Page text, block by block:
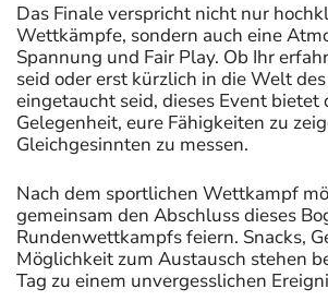
Das Finale verspricht nicht nur
Wettkämpfe, sondern auch eine
Spannung und Fair Play. Ob Ihr
seid oder erst kürzlich in die Welt
eingetaucht seid, dieses Event bietet
Gelegenheit, eure Fähigkeiten zu
Gleichgesinnten zu messen.
Nach dem sportlichen Wettkampf
gemeinsam den Abschluss dieses
Rundenwettkampfs feiern. Snacks,
Möglichkeit zum Austausch stehen
Tag zu einem unvergesslichen